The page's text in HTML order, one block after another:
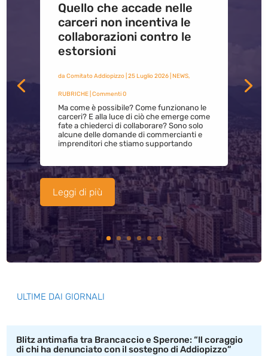
Quello che accade nelle
carceri non incentiva le
collaborazioni contro le
estorsioni
da Comitato Addiopizzo| 25 Luglio 2026| NEWS,
RUBRICHE| Commenti 0
Ma come è possibile? Come funzionano le
carceri? E alla luce di ciò che emerge come
fate a chiederci di collaborare? Sono solo
alcune delle domande di commercianti e
imprenditori che stiamo supportando
Leggi di più
ULTIME DAI GIORNALI
Blitz antimafia tra Brancaccio e Sperone: “Il coraggio
di chi ha denunciato con il sostegno di Addiopizzo”